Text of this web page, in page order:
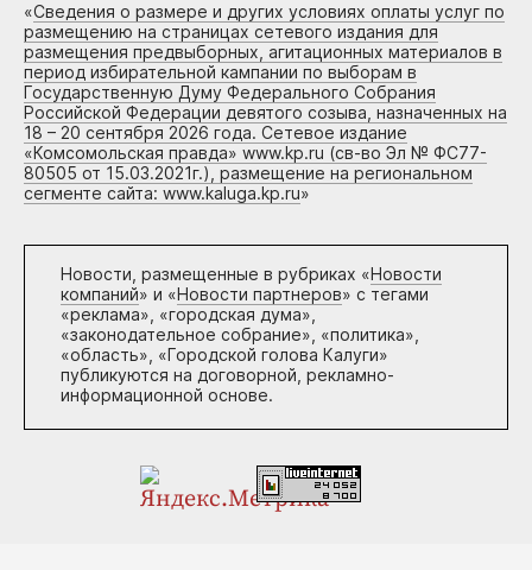
«Сведения о размере и других условиях оплаты услуг по
размещению на страницах сетевого издания для
размещения предвыборных, агитационных материалов в
период избирательной кампании по выборам в
Государственную Думу Федерального Собрания
Российской Федерации девятого созыва, назначенных на
18 – 20 сентября 2026 года. Сетевое издание
«Комсомольская правда» www.kp.ru (св-во Эл № ФС77-
80505 от 15.03.2021г.), размещение на региональном
сегменте сайта: www.kaluga.kp.ru»
Новости, размещенные в рубриках «Новости
компаний» и «Новости партнеров» с тегами
«реклама», «городская дума»,
«законодательное собрание», «политика»,
«область», «Городской голова Калуги»
публикуются на договорной, рекламно-
информационной основе.